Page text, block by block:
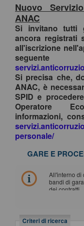
Nuovo
ANAC
Si invitano tutti
ancora registrati
all'iscrizione
Si precisa che,
ANAC, è
SPID e
Operatore
informazioni,
personale/
GARE E
All'interno di
bandi di
dei contratti.
Criteri di ricerca